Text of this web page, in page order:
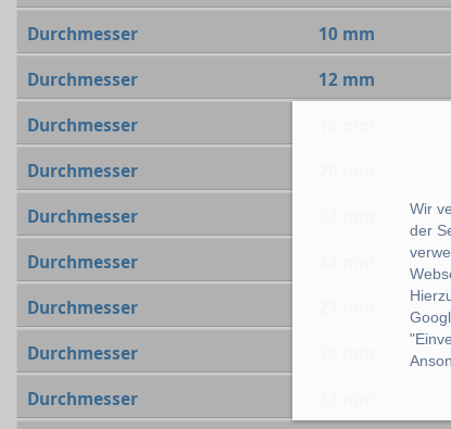
Wir
der
Durchmesser 10 mm
Durchmesser 12 mm
Durchmesser
Durchmesser
Durchmesser
Durchmesser
Durchmesser
Durchmesser
Durchmesser